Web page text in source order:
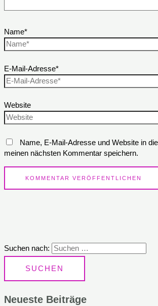
Name*
E-Mail-Adresse*
Website
Name, E-Mail-Adresse und Website in
meinen nächsten Kommentar speichern.
Suchen nach:
Neueste Beiträge